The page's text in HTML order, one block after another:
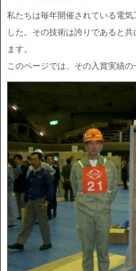
私たちは毎年開催されている電
した。その技術は誇りであると
ます。
このページでは、その入賞実績の